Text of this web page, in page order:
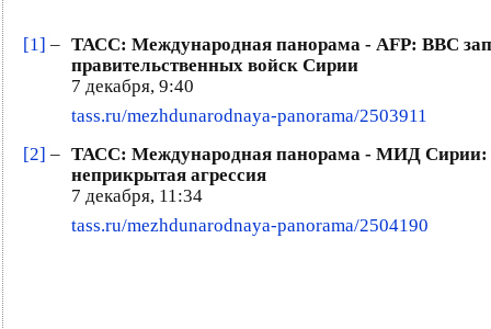
[1] – ТАСС: Международная панорама - AFP: ВВС
правительственных войск Сирии
7 декабря, 9:40
tass.ru/mezhdunarodnaya-panorama/2503911
[2] – ТАСС: Международная панорама - МИД Сирии:
неприкрытая агрессия
7 декабря, 11:34
tass.ru/mezhdunarodnaya-panorama/2504190